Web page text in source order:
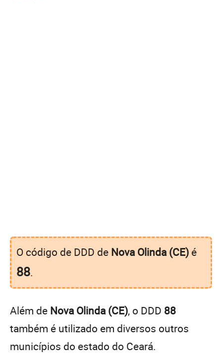
O código de DDD de Nova Olinda (CE) é
88.
Além de Nova Olinda (CE), o DDD 88
também é utilizado em diversos outros
municípios do estado do Ceará.